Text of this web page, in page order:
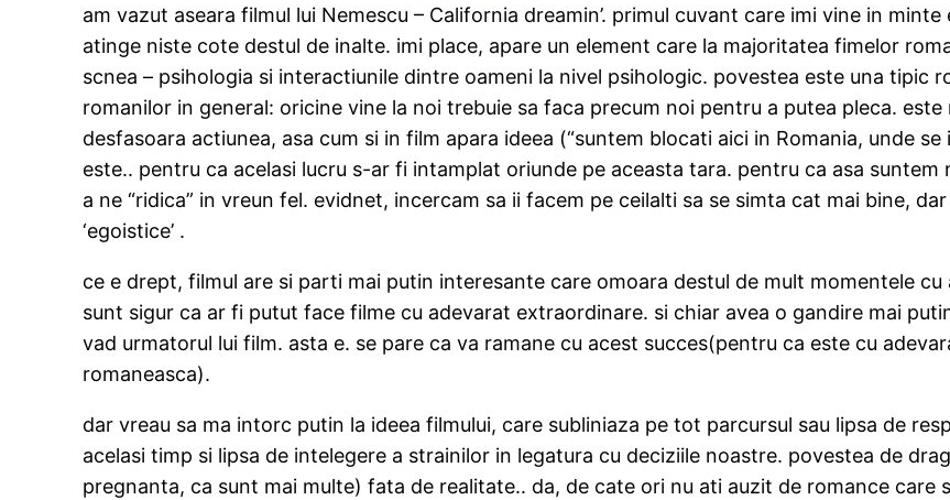
am vazut aseara filmul lui Nemescu – California dreamin’. primul cuvant care imi vine in
atinge niste cote destul de inalte. imi place, apare un element care la majoritatea fimelor
scnea – psihologia si interactiunile dintre oameni la nivel psihologic. povestea este una tipic
romanilor in general: oricine vine la noi trebuie sa faca precum noi pentru a putea pleca.
desfasoara actiunea, asa cum si in film apara ideea (“suntem blocati aici in Romania, unde
este.. pentru ca acelasi lucru s-ar fi intamplat oriunde pe aceasta tara. pentru ca asa
a ne “ridica” in vreun fel. evidnet, incercam sa ii facem pe ceilalti sa se simta cat mai bine,
‘egoistice’ .
ce e drept, filmul are si parti mai putin interesante care omoara destul de mult momentele
sunt sigur ca ar fi putut face filme cu adevarat extraordinare. si chiar avea o gandire mai
vad urmatorul lui film. asta e. se pare ca va ramane cu acest succes(pentru ca este cu
romaneasca).
dar vreau sa ma intorc putin la ideea filmului, care subliniaza pe tot parcursul sau lipsa de
acelasi timp si lipsa de intelegere a strainilor in legatura cu deciziile noastre. povestea de
pregnanta, ca sunt mai multe) fata de realitate.. da, de cate ori nu ati auzit de romance